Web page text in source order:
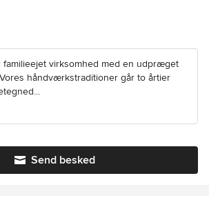
familieejet virksomhed med en udpræget
håndværkstraditioner går to årtier
Send besked